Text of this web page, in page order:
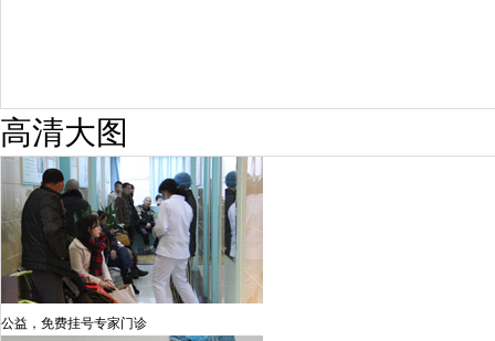
高清大图
公益，免费挂号专家门诊